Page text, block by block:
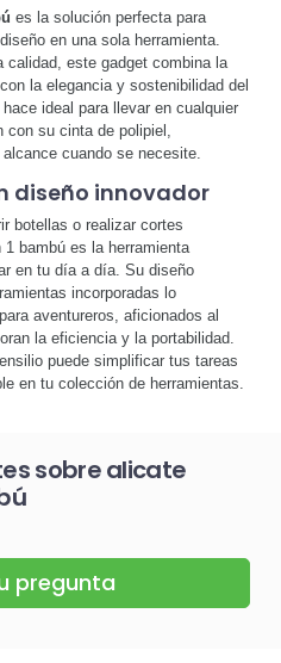
es la solución perfecta para
en una sola herramienta.
calidad, este gadget combina la
con la elegancia y sostenibilidad del
ideal para llevar en cualquier
con su cinta de polipiel,
cuando se necesite.
diseño innovador
botellas o realizar cortes
bambú es la herramienta
en tu día a día. Su diseño
incorporadas lo
aventureros, aficionados al
la eficiencia y la portabilidad.
puede simplificar tus tareas
en tu colección de herramientas.
sobre alicate
pregunta